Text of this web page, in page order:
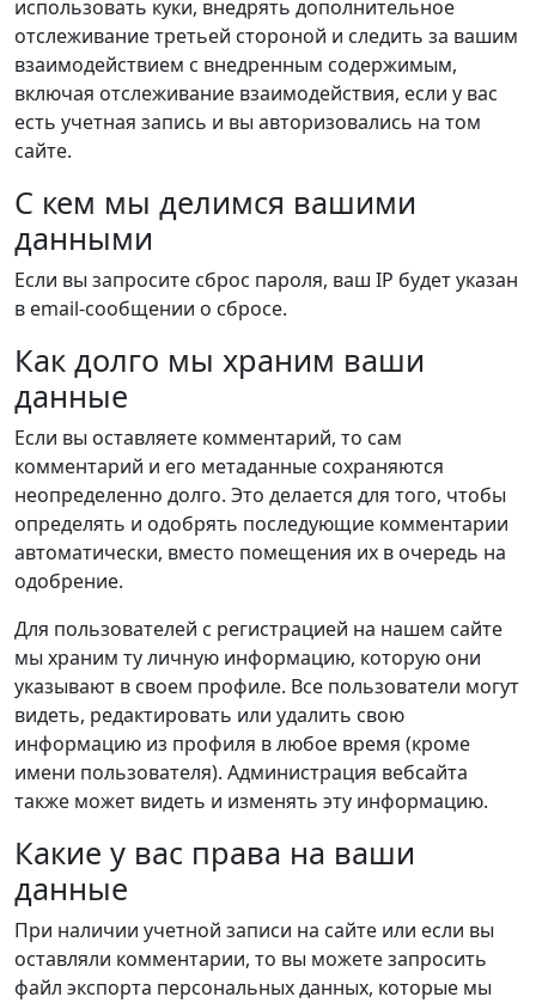
использовать куки, внедрять дополнительное
отслеживание третьей стороной и следить за вашим
взаимодействием с внедренным содержимым,
включая отслеживание взаимодействия, если у вас
есть учетная запись и вы авторизовались на том
сайте.
С кем мы делимся вашими
данными
Если вы запросите сброс пароля, ваш IP будет указан
в email-сообщении о сбросе.
Как долго мы храним ваши
данные
Если вы оставляете комментарий, то сам
комментарий и его метаданные сохраняются
неопределенно долго. Это делается для того, чтобы
определять и одобрять последующие комментарии
автоматически, вместо помещения их в очередь на
одобрение.
Для пользователей с регистрацией на нашем сайте
мы храним ту личную информацию, которую они
указывают в своем профиле. Все пользователи могут
видеть, редактировать или удалить свою
информацию из профиля в любое время (кроме
имени пользователя). Администрация вебсайта
также может видеть и изменять эту информацию.
Какие у вас права на ваши
данные
При наличии учетной записи на сайте или если вы
оставляли комментарии, то вы можете запросить
файл экспорта персональных данных, которые мы